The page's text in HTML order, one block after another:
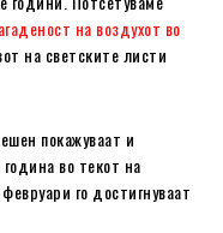
на воздухот во
на светските листи
покажуваат и
во текот на
го достигнуваат